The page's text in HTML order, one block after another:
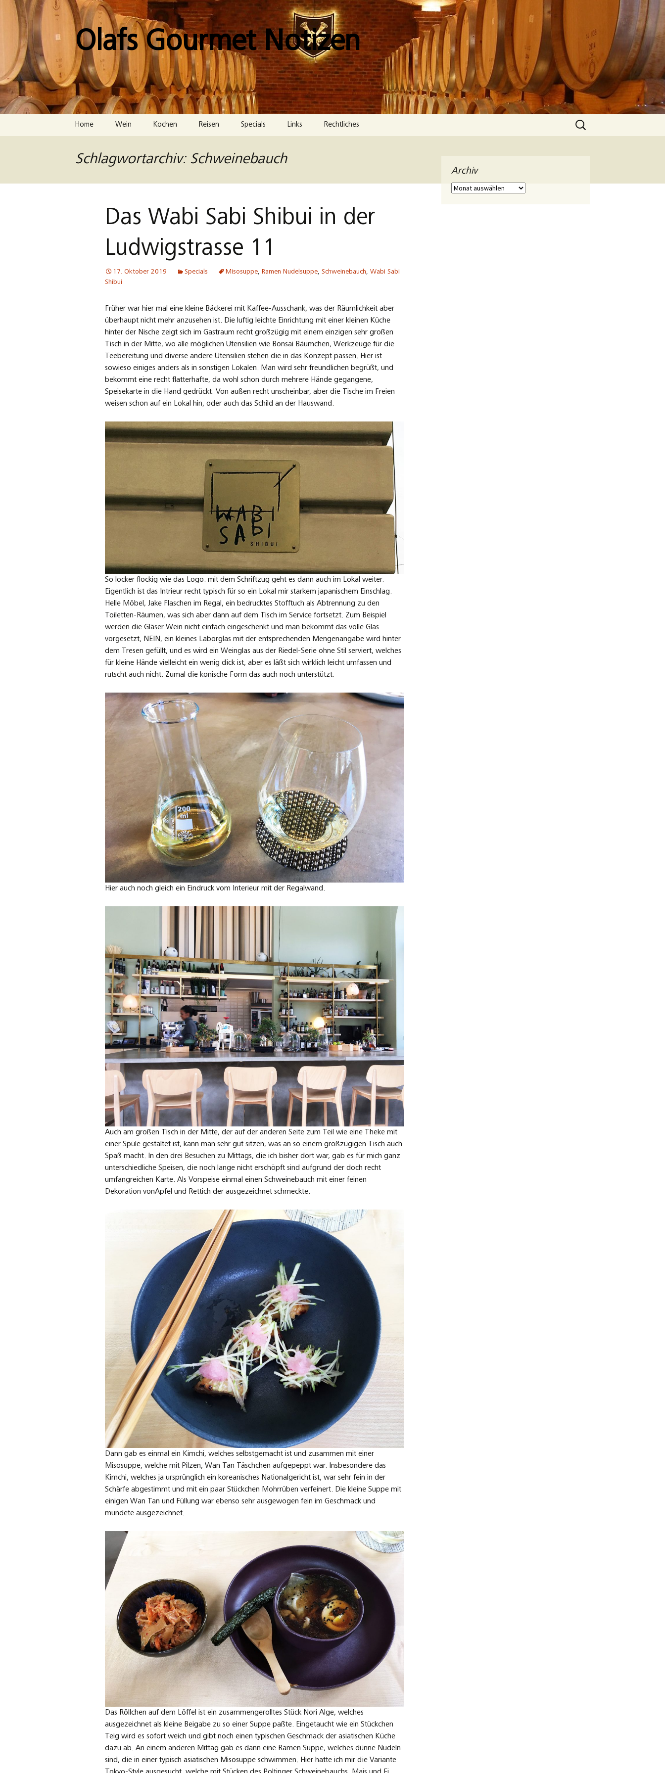
springen
Olafs Gourmet Notizen
Home Wein Kochen Reisen Specials Links Rechtliches
Suchen
nach:
Schlagwortarchiv: Schweinebauch
Das Wabi Sabi Shibui in der
Ludwigstrasse 11
17. Oktober 2019 Specials Misosuppe, Ramen Nudelsuppe, Schweinebauch, Wabi Sabi
Shibui
Früher war hier mal eine kleine Bäckerei mit Kaffee-Ausschank, was der Räumlichkeit aber
überhaupt nicht mehr anzusehen ist. Die luftig leichte Einrichtung mit einer kleinen Küche
hinter der Nische zeigt sich im Gastraum recht großzügig mit einem einzigen sehr großen
Tisch in der Mitte, wo alle möglichen Utensilien wie Bonsai Bäumchen, Werkzeuge für die
Teebereitung und diverse andere Utensilien stehen die in das Konzept passen. Hier ist
sowieso einiges anders als in sonstigen Lokalen. Man wird sehr freundlichen begrüßt, und
bekommt eine recht flatterhafte, da wohl schon durch mehrere Hände gegangene,
Speisekarte in die Hand gedrückt. Von außen recht unscheinbar, aber die Tische im Freien
weisen schon auf ein Lokal hin, oder auch das Schild an der Hauswand.
So locker flockig wie das Logo. mit dem Schriftzug geht es dann auch im Lokal weiter.
Eigentlich ist das Intrieur recht typisch für so ein Lokal mir starkem japanischem Einschlag.
Helle Möbel, Jake Flaschen im Regal, ein bedrucktes Stofftuch als Abtrennung zu den
Toiletten-Räumen, was sich aber dann auf dem Tisch im Service fortsetzt. Zum Beispiel
werden die Gläser Wein nicht einfach eingeschenkt und man bekommt das volle Glas
vorgesetzt, NEIN, ein kleines Laborglas mit der entsprechenden Mengenangabe wird hinter
dem Tresen gefüllt, und es wird ein Weinglas aus der Riedel-Serie ohne Stil serviert, welches
für kleine Hände vielleicht ein wenig dick ist, aber es läßt sich wirklich leicht umfassen und
rutscht auch nicht. Zumal die konische Form das auch noch unterstützt.
Hier auch noch gleich ein Eindruck vom Interieur mit der Regalwand.
Auch am großen Tisch in der Mitte, der auf der anderen Seite zum Teil wie eine Theke mit
einer Spüle gestaltet ist, kann man sehr gut sitzen, was an so einem großzügigen Tisch auch
Spaß macht. In den drei Besuchen zu Mittags, die ich bisher dort war, gab es für mich ganz
unterschiedliche Speisen, die noch lange nicht erschöpft sind aufgrund der doch recht
umfangreichen Karte. Als Vorspeise einmal einen Schweinebauch mit einer feinen
Dekoration vonApfel und Rettich der ausgezeichnet schmeckte.
Dann gab es einmal ein Kimchi, welches selbstgemacht ist und zusammen mit einer
Misosuppe, welche mit Pilzen, Wan Tan Täschchen aufgepeppt war. Insbesondere das
Kimchi, welches ja ursprünglich ein koreanisches Nationalgericht ist, war sehr fein in der
Schärfe abgestimmt und mit ein paar Stückchen Mohrrüben verfeinert. Die kleine Suppe mit
einigen Wan Tan und Füllung war ebenso sehr ausgewogen fein im Geschmack und
mundete ausgezeichnet.
Das Röllchen auf dem Löffel ist ein zusammengerolltes Stück Nori Alge, welches
ausgezeichnet als kleine Beigabe zu so einer Suppe paßte. Eingetaucht wie ein Stückchen
Teig wird es sofort weich und gibt noch einen typischen Geschmack der asiatischen Küche
dazu ab. An einem anderen Mittag gab es dann eine Ramen Suppe, welches dünne Nudeln
sind, die in einer typisch asiatischen Misosuppe schwimmen. Hier hatte ich mir die Variante
Archiv
Archiv